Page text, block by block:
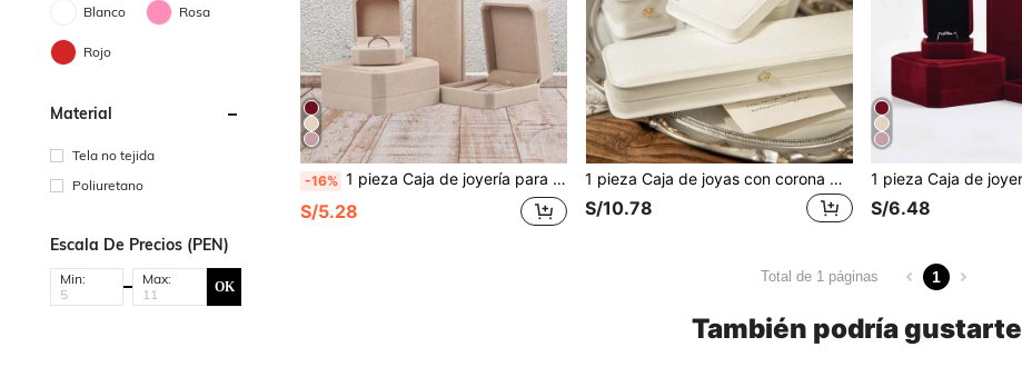
Blanco Rosa
Rojo
Material
Tela no tejida
Poliuretano
Escala De Precios (PEN)
Min: Max: OK
-16% 1 pieza Caja de joyería para pulsera, anillo, colgante, aretes, collar, organizador de joyería de terciopelo, adecuado para el hogar y los viajes, regalo para el Día de San Valentín y el regreso a la escuela
S/5.28
1 pieza Caja de joyas con corona de lujo, caja para collar, pulsera, anillo, caja de exhibición de joyas de terciopelo, adecuada para boda, uso diario, cumpleaños, regalos del Día de la Madre para mujeres, organizador de almacenamiento, artículo esencial de viaje, de regreso a la escuela
S/10.78 S/6.48
Total de 1 páginas 1
También podría gustarte